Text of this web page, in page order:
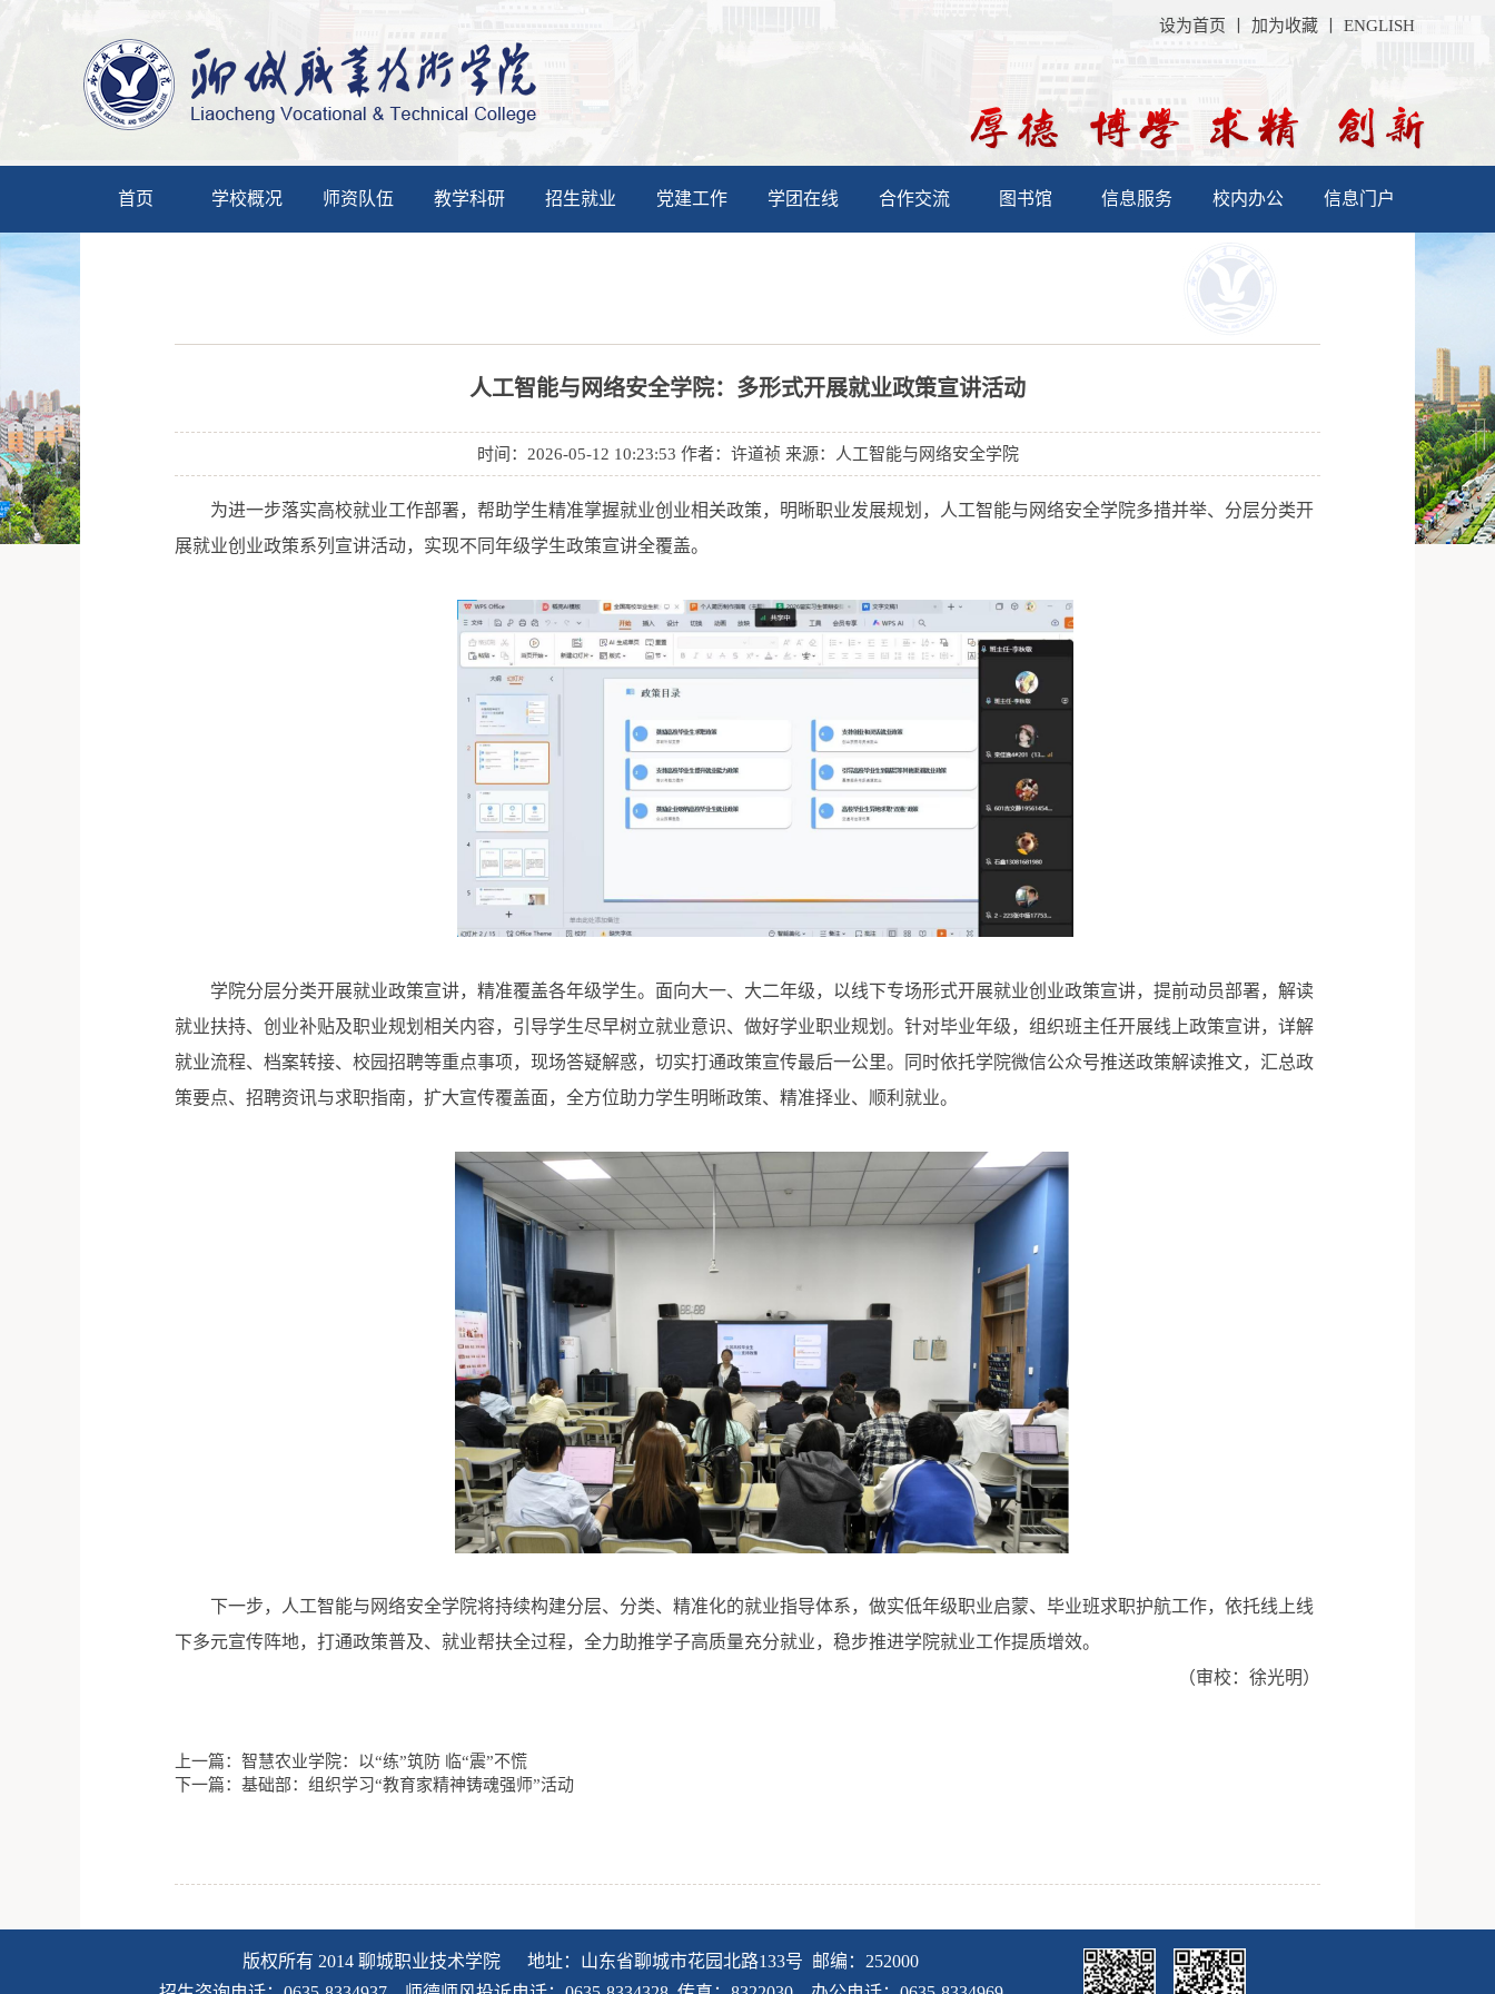
设为首页 加为收藏 ENGLISH
首页 学校概况 师资队伍 教学科研 招生就业 党建工作 学团在线 合作交流 图书馆 信息服务 校内办公 信息门户
人工智能与网络安全学院：多形式开展就业政策宣讲活动
时间：2026-05-12 10:23:53 作者：许道祯 来源：人工智能与网络安全学院
为进一步落实高校就业工作部署，帮助学生精准掌握就业创业相关政策，明晰职业发展规划，人工智能与网络安全学院多措并举、分层分类开
展就业创业政策系列宣讲活动，实现不同年级学生政策宣讲全覆盖。
学院分层分类开展就业政策宣讲，精准覆盖各年级学生。面向大一、大二年级，以线下专场形式开展就业创业政策宣讲，提前动员部署，解读
就业扶持、创业补贴及职业规划相关内容，引导学生尽早树立就业意识、做好学业职业规划。针对毕业年级，组织班主任开展线上政策宣讲，详解
就业流程、档案转接、校园招聘等重点事项，现场答疑解惑，切实打通政策宣传最后一公里。同时依托学院微信公众号推送政策解读推文，汇总政
策要点、招聘资讯与求职指南，扩大宣传覆盖面，全方位助力学生明晰政策、精准择业、顺利就业。
下一步，人工智能与网络安全学院将持续构建分层、分类、精准化的就业指导体系，做实低年级职业启蒙、毕业班求职护航工作，依托线上线
下多元宣传阵地，打通政策普及、就业帮扶全过程，全力助推学子高质量充分就业，稳步推进学院就业工作提质增效。
（审校：徐光明）
上一篇：智慧农业学院：以“练”筑防 临“震”不慌
下一篇：基础部：组织学习“教育家精神铸魂强师”活动
版权所有 2014 聊城职业技术学院 地址：山东省聊城市花园北路133号 邮编：252000